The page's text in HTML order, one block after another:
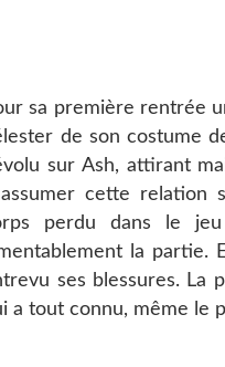
sa première rentrée
de son costume
sur Ash, attirant
cette relation
perdu dans le
la partie.
ses blessures. La
a tout connu, même le